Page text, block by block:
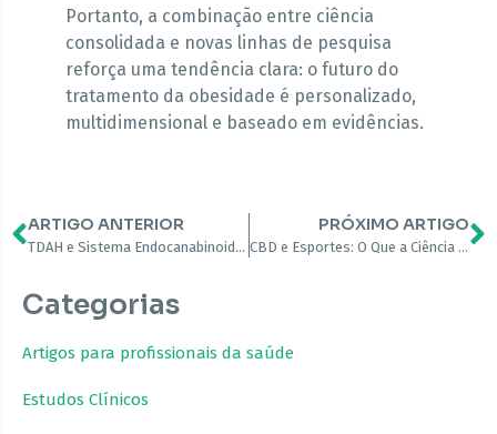
Portanto, a combinação entre ciência
consolidada e novas linhas de pesquisa
reforça uma tendência clara: o futuro do
tratamento da obesidade é personalizado,
multidimensional e baseado em evidências.
ARTIGO ANTERIOR
TDAH e Sistema Endocanabinoide: o que a ciência vem descobrindo
PRÓXIMO ARTIGO
CBD e Esportes: O Que a Ciência Diz Sobre Recuperação, Dor e Performance
Categorias
Artigos para profissionais da saúde
Estudos Clínicos